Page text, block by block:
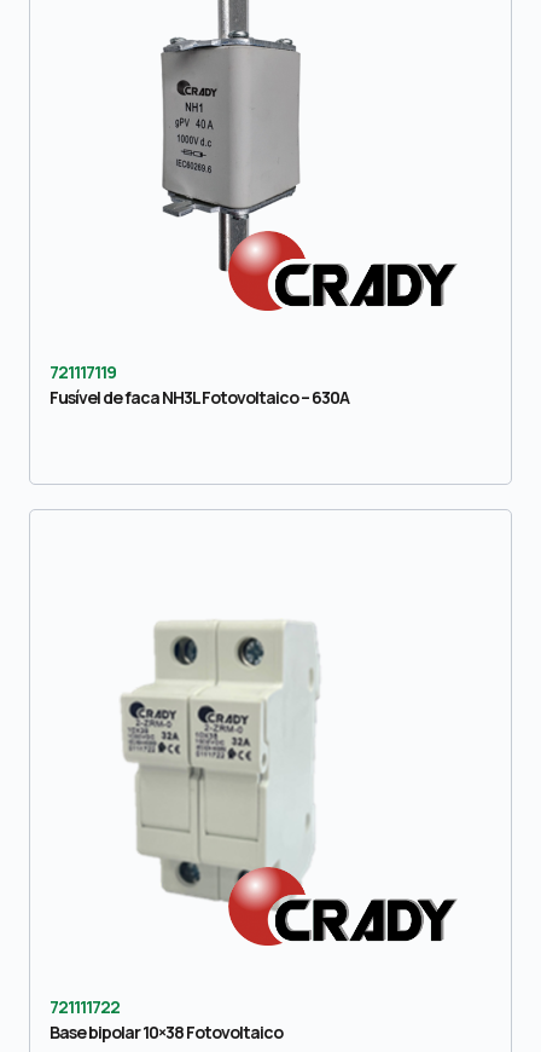
721117119
Fusível de faca NH3L Fotovoltaico – 630A
721111722
Base bipolar 10×38 Fotovoltaico